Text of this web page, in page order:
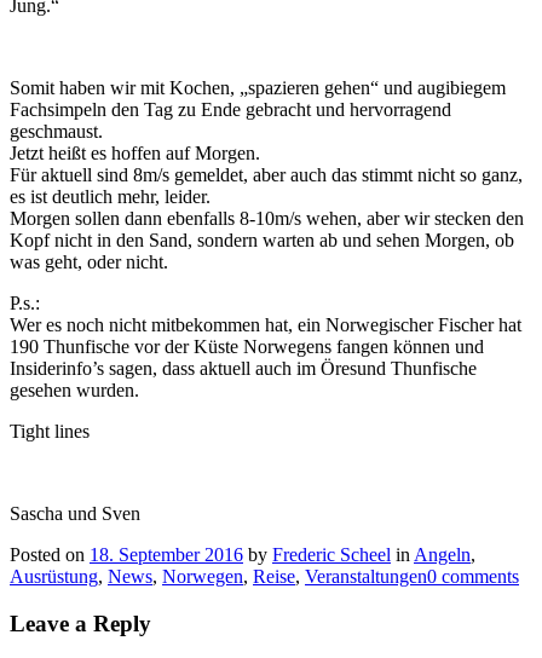
Jung.“
Somit haben wir mit Kochen, „spazieren gehen“ und augibiegem
Fachsimpeln den Tag zu Ende gebracht und hervorragend
geschmaust.
Jetzt heißt es hoffen auf Morgen.
Für aktuell sind 8m/s gemeldet, aber auch das stimmt nicht so ganz,
es ist deutlich mehr, leider.
Morgen sollen dann ebenfalls 8-10m/s wehen, aber wir stecken den
Kopf nicht in den Sand, sondern warten ab und sehen Morgen, ob
was geht, oder nicht.
P.s.:
Wer es noch nicht mitbekommen hat, ein Norwegischer Fischer hat
190 Thunfische vor der Küste Norwegens fangen können und
Insiderinfo’s sagen, dass aktuell auch im Öresund Thunfische
gesehen wurden.
Tight lines
Sascha und Sven
Posted on 18. September 2016 by Frederic Scheel in Angeln,
Ausrüstung, News, Norwegen, Reise, Veranstaltungen0 comments
Leave a Reply